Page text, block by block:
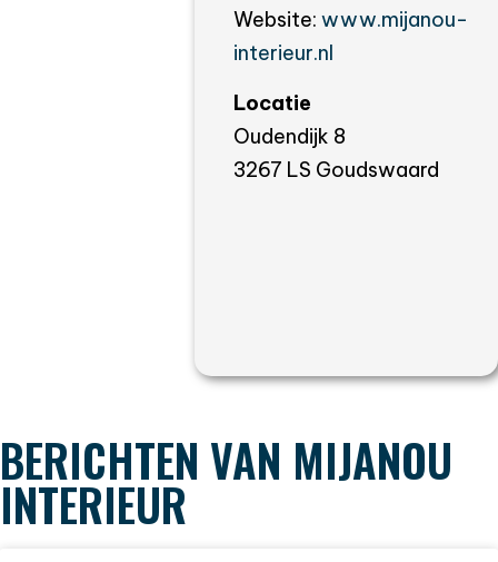
Website: www.mijanou-
interieur.nl
Locatie
Oudendijk 8
3267 LS Goudswaard
BERICHTEN VAN MIJANOU
INTERIEUR